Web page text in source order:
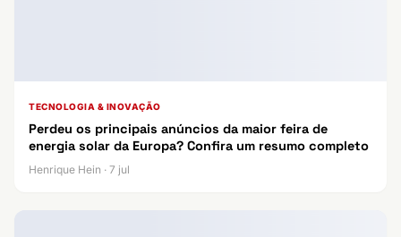
TECNOLOGIA & INOVAÇÃO
Perdeu os principais anúncios da maior feira de
energia solar da Europa? Confira um resumo completo
Henrique Hein · 7 jul